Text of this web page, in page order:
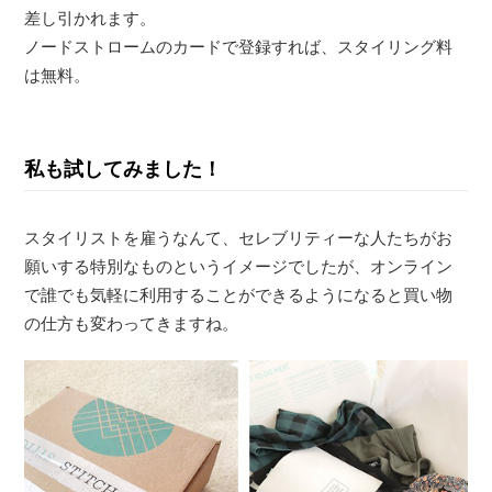
差し引かれます。
ノードストロームのカードで登録すれば、スタイリング料
は無料。
私も試してみました！
スタイリストを雇うなんて、セレブリティーな人たちがお
願いする特別なものというイメージでしたが、オンライン
で誰でも気軽に利用することができるようになると買い物
の仕方も変わってきますね。